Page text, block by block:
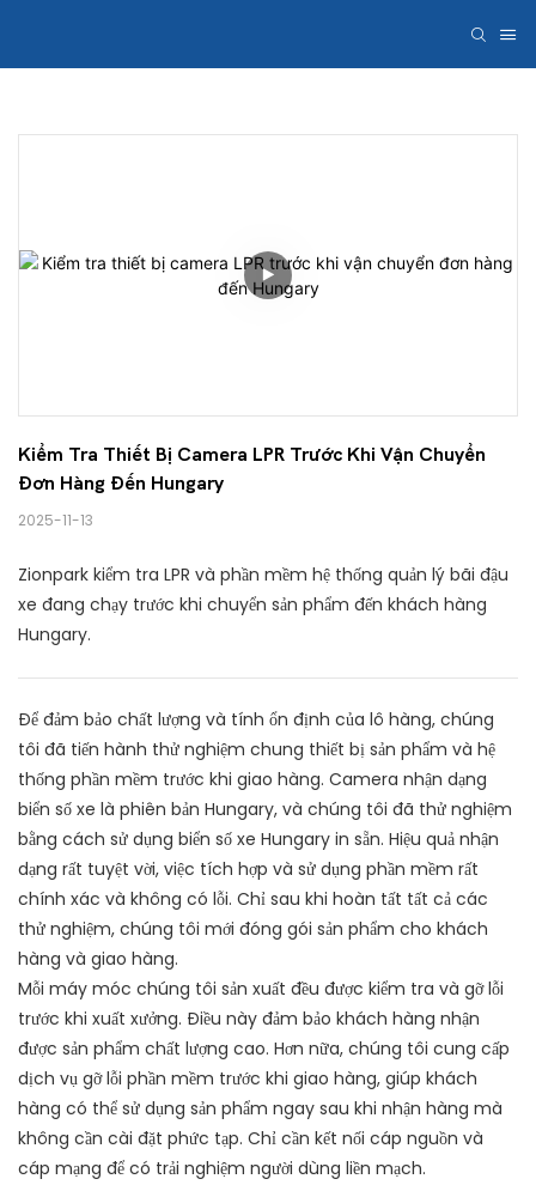
Kiểm Tra Thiết Bị Camera LPR Trước Khi Vận Chuyển
Đơn Hàng Đến Hungary
2025-11-13
Zionpark kiểm tra LPR và phần mềm hệ thống quản lý bãi đậu
xe đang chạy trước khi chuyển sản phẩm đến khách hàng
Hungary.
Để đảm bảo chất lượng và tính ổn định của lô hàng, chúng
tôi đã tiến hành thử nghiệm chung thiết bị sản phẩm và hệ
thống phần mềm trước khi giao hàng. Camera nhận dạng
biển số xe là phiên bản Hungary, và chúng tôi đã thử nghiệm
bằng cách sử dụng biển số xe Hungary in sẵn. Hiệu quả nhận
dạng rất tuyệt vời, việc tích hợp và sử dụng phần mềm rất
chính xác và không có lỗi. Chỉ sau khi hoàn tất tất cả các
thử nghiệm, chúng tôi mới đóng gói sản phẩm cho khách
hàng và giao hàng.
Mỗi máy móc chúng tôi sản xuất đều được kiểm tra và gỡ lỗi
trước khi xuất xưởng. Điều này đảm bảo khách hàng nhận
được sản phẩm chất lượng cao. Hơn nữa, chúng tôi cung cấp
dịch vụ gỡ lỗi phần mềm trước khi giao hàng, giúp khách
hàng có thể sử dụng sản phẩm ngay sau khi nhận hàng mà
không cần cài đặt phức tạp. Chỉ cần kết nối cáp nguồn và
cáp mạng để có trải nghiệm người dùng liền mạch.